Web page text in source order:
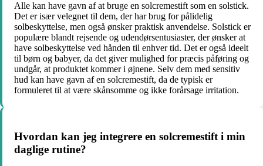
Alle kan have gavn af at bruge en solcremestift som en solstick.
Det er især velegnet til dem, der har brug for pålidelig
solbeskyttelse, men også ønsker praktisk anvendelse. Solstick er
populære blandt rejsende og udendørsentusiaster, der ønsker at
have solbeskyttelse ved hånden til enhver tid. Det er også ideelt
til børn og babyer, da det giver mulighed for præcis påføring og
undgår, at produktet kommer i øjnene. Selv dem med sensitiv
hud kan have gavn af en solcremestift, da de typisk er
formuleret til at være skånsomme og ikke forårsage irritation.
Hvordan kan jeg integrere en solcremestift i min
daglige rutine?